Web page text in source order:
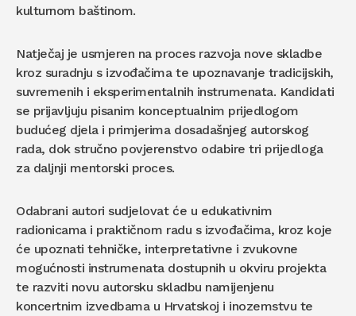
kulturnom baštinom.
Natječaj je usmjeren na proces razvoja nove skladbe
kroz suradnju s izvođačima te upoznavanje tradicijskih,
suvremenih i eksperimentalnih instrumenata. Kandidati
se prijavljuju pisanim konceptualnim prijedlogom
budućeg djela i primjerima dosadašnjeg autorskog
rada, dok stručno povjerenstvo odabire tri prijedloga
za daljnji mentorski proces.
Odabrani autori sudjelovat će u edukativnim
radionicama i praktičnom radu s izvođačima, kroz koje
će upoznati tehničke, interpretativne i zvukovne
mogućnosti instrumenata dostupnih u okviru projekta
te razviti novu autorsku skladbu namijenjenu
koncertnim izvedbama u Hrvatskoj i inozemstvu te